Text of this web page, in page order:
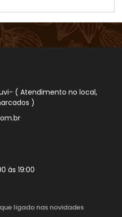
( Atendimento no local,
)
às 19:00
ligado nas novidades